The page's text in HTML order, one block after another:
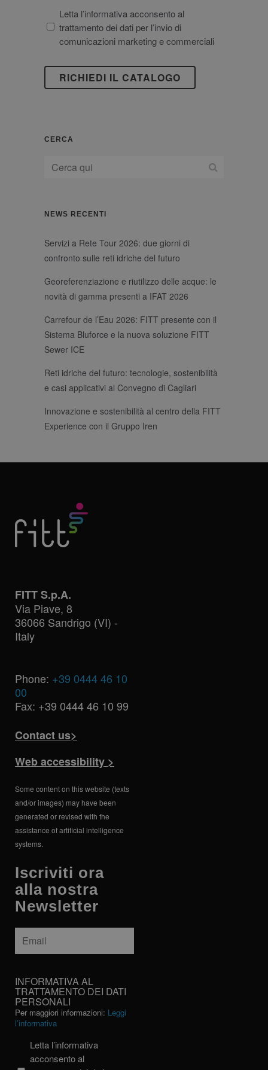
Reg
UE
2016/679
DATI
PERSONALI
Letta l’informativa acconsento al
trattamento dei dati per l’invio di
comunicazioni marketing e commerciali
CERCA
NEWS RECENTI
Servizi a Rete Tour 2026: due giorni di
confronto sulle reti idriche del futuro
Georeferenziazione e riutilizzo delle acque: le
novità di gamma presenti a IFAT 2026
Carrefour de l’Eau 2026: FITT presente con il
Sistema Bluforce e la nuova soluzione FITT
Sewer ICE
Reti idriche del futuro: tecnologie, sostenibilità
e casi applicativi al Convegno di Cagliari
Innovazione e sostenibilità al centro della FITT
Experience con il Gruppo Iren
FITT S.p.A.
Via Piave, 8
36066 Sandrigo (VI) -
Italy
Phone: +39 0444 46 10
00
Fax: +39 0444 46 10 99
Contact us>
Web accessibility >
Some content on this website (texts
and/or images) may have been
generated or revised with the
assistance of artificial intelligence
systems.
Iscriviti ora
alla nostra
Newsletter
Email
INFORMATIVA
AL
TRATTAMENTO
DEI
DATI
PERSONALI
INFORMATIVA AL
TRATTAMENTO DEI DATI
PERSONALI
Per maggiori informazioni: Leggi
l’informativa
Letta l’informativa
acconsento al